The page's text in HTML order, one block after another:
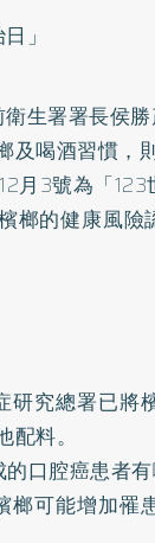
」
生署署長侯
及喝酒習慣，
月3號為「123
榔的健康風
研究總署已
料。
口腔癌患者有
榔可能增加